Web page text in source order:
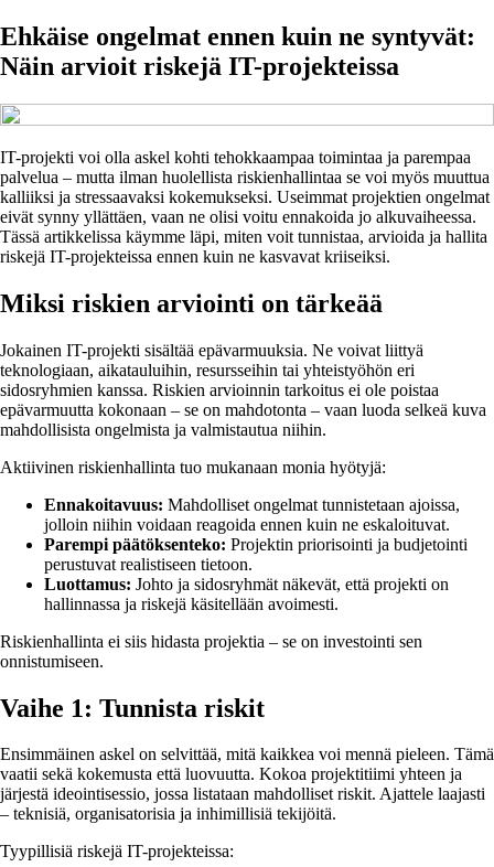
Ehkäise ongelmat ennen kuin ne syntyvät:
Näin arvioit riskejä IT-projekteissa
IT-projekti voi olla askel kohti tehokkaampaa toimintaa ja parempaa
palvelua – mutta ilman huolellista riskienhallintaa se voi myös muuttua
kalliiksi ja stressaavaksi kokemukseksi. Useimmat projektien ongelmat
eivät synny yllättäen, vaan ne olisi voitu ennakoida jo alkuvaiheessa.
Tässä artikkelissa käymme läpi, miten voit tunnistaa, arvioida ja hallita
riskejä IT-projekteissa ennen kuin ne kasvavat kriiseiksi.
Miksi riskien arviointi on tärkeää
Jokainen IT-projekti sisältää epävarmuuksia. Ne voivat liittyä
teknologiaan, aikatauluihin, resursseihin tai yhteistyöhön eri
sidosryhmien kanssa. Riskien arvioinnin tarkoitus ei ole poistaa
epävarmuutta kokonaan – se on mahdotonta – vaan luoda selkeä kuva
mahdollisista ongelmista ja valmistautua niihin.
Aktiivinen riskienhallinta tuo mukanaan monia hyötyjä:
Ennakoitavuus: Mahdolliset ongelmat tunnistetaan ajoissa,
jolloin niihin voidaan reagoida ennen kuin ne eskaloituvat.
Parempi päätöksenteko: Projektin priorisointi ja budjetointi
perustuvat realistiseen tietoon.
Luottamus: Johto ja sidosryhmät näkevät, että projekti on
hallinnassa ja riskejä käsitellään avoimesti.
Riskienhallinta ei siis hidasta projektia – se on investointi sen
onnistumiseen.
Vaihe 1: Tunnista riskit
Ensimmäinen askel on selvittää, mitä kaikkea voi mennä pieleen. Tämä
vaatii sekä kokemusta että luovuutta. Kokoa projektitiimi yhteen ja
järjestä ideointisessio, jossa listataan mahdolliset riskit. Ajattele laajasti
– teknisiä, organisatorisia ja inhimillisiä tekijöitä.
Tyypillisiä riskejä IT-projekteissa: